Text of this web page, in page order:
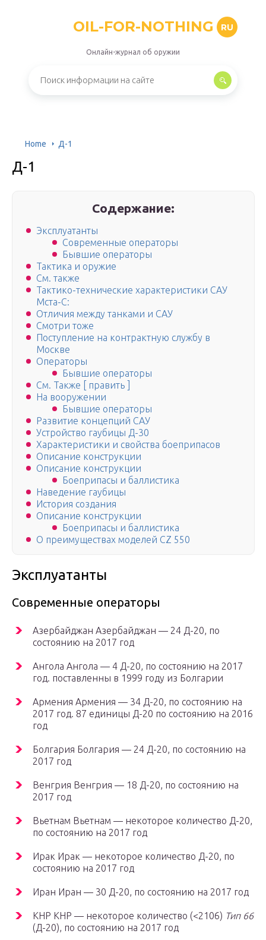
OIL-FOR-NOTHING RU
Онлайн-журнал об оружии
Home Д-1
Д-1
Содержание:
Эксплуатанты
Современные операторы
Бывшие операторы
Тактика и оружие
См. также
Тактико-технические характеристики САУ
Мста-С:
Отличия между танками и САУ
Смотри тоже
Поступление на контрактную службу в
Москве
Операторы
Бывшие операторы
См. Также [ править ]
На вооружении
Бывшие операторы
Развитие концепций САУ
Устройство гаубицы Д-30
Характеристики и свойства боеприпасов
Описание конструкции
Описание конструкции
Боеприпасы и баллистика
Наведение гаубицы
История создания
Описание конструкции
Боеприпасы и баллистика
О преимуществах моделей CZ 550
Эксплуатанты
Современные операторы
Азербайджан Азербайджан — 24 Д-20, по
состоянию на 2017 год
Ангола Ангола — 4 Д-20, по состоянию на 2017
год. поставленны в 1999 году из Болгарии
Армения Армения — 34 Д-20, по состоянию на
2017 год. 87 единицы Д-20 по состоянию на 2016
год
Болгария Болгария — 24 Д-20, по состоянию на
2017 год
Венгрия Венгрия — 18 Д-20, по состоянию на
2017 год
Вьетнам Вьетнам — некоторое количество Д-20,
по состоянию на 2017 год
Ирак Ирак — некоторое количество Д-20, по
состоянию на 2017 год
Иран Иран — 30 Д-20, по состоянию на 2017 год
КНР КНР — некоторое количество (<2106) Тип 66
(Д-20), по состоянию на 2017 год